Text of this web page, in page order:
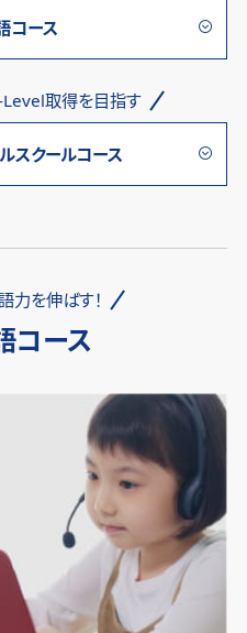
コース
Level取得を目指す
スクールコース
力を伸ばす！
コース